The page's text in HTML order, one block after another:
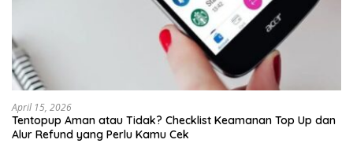
April 15, 2026
Tentopup Aman atau Tidak? Checklist Keamanan Top Up dan
Alur Refund yang Perlu Kamu Cek